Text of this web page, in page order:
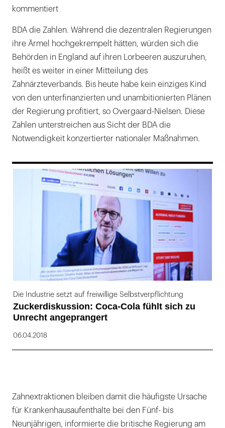
kommentiert
BDA die Zahlen. Während die dezentralen Regierungen
ihre Ärmel hochgekrempelt hätten, würden sich die
Behörden in England auf ihren Lorbeeren auszuruhen,
heißt es weiter in einer Mitteilung des
Zahnärzteverbands. Bis heute habe kein einziges Kind
von den unterfinanzierten und unambitionierten Plänen
der Regierung profitiert, so Overgaard-Nielsen. Diese
Zahlen unterstreichen aus Sicht der BDA die
Notwendigkeit konzertierter nationaler Maßnahmen.
Die Industrie setzt auf freiwillige Selbstverpflichtung
Zuckerdiskussion: Coca-Cola fühlt sich zu
Unrecht angeprangert
06.04.2018
Zahnextraktionen bleiben damit die häufigste Ursache
für Krankenhausaufenthalte bei den Fünf- bis
Neunjährigen, informierte die britische Regierung am